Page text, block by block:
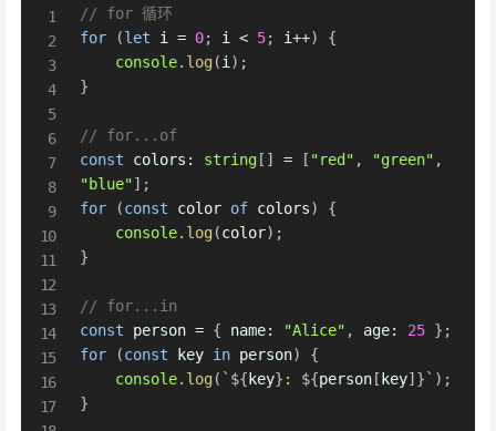
// for 循环
for
(let i = 0; i < 5; i++)
{
console. log (i ) ;
}
// for...of
const colors : string [ ] = [ "red" , "green" ,
"blue"] ;
for
(const color of colors)
{
console. log (color) ;
}
// for...in
const person = { name: "Alice" , age: 25 } ;
for
(const key in person)
{
console. log ( ` ${ key} : ${person [ key] } ` ) ;
}